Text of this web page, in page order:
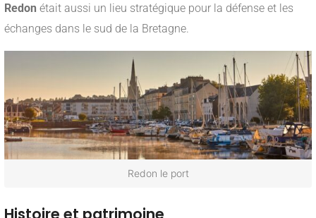
Redon était aussi un lieu stratégique pour la défense et les
échanges dans le sud de la Bretagne.
Redon le port